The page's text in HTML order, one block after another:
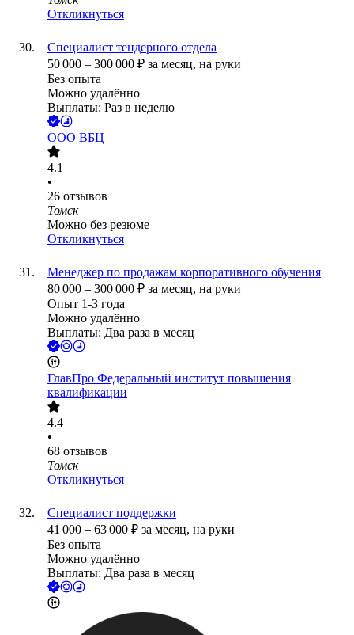
Откликнуться
Специалист тендерного отдела
50 000 – 300 000 ₽ за месяц, на руки
Без опыта
Можно удалённо
Выплаты: Раз в неделю
ООО ВБЦ
4.1
•
26 отзывов
Томск
Можно без резюме
Откликнуться
Менеджер по продажам корпоративного обучения
80 000 – 300 000 ₽ за месяц, на руки
Опыт 1-3 года
Можно удалённо
Выплаты: Два раза в месяц
ГлавПро Федеральный институт повышения
квалификации
4.4
•
68 отзывов
Томск
Откликнуться
Специалист поддержки
41 000 – 63 000 ₽ за месяц, на руки
Без опыта
Можно удалённо
Выплаты: Два раза в месяц